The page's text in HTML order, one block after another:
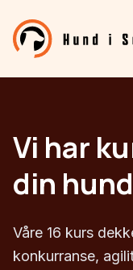
Vi har
din hund
Våre 16 kurs
konkurranse,